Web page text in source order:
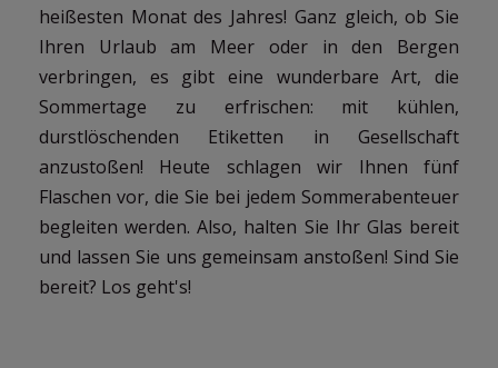
heißesten Monat des Jahres! Ganz gleich, ob Sie
Ihren Urlaub am Meer oder in den Bergen
verbringen, es gibt eine wunderbare Art, die
Sommertage zu erfrischen: mit kühlen,
durstlöschenden Etiketten in Gesellschaft
anzustoßen! Heute schlagen wir Ihnen fünf
Flaschen vor, die Sie bei jedem Sommerabenteuer
begleiten werden. Also, halten Sie Ihr Glas bereit
und lassen Sie uns gemeinsam anstoßen! Sind Sie
bereit? Los geht's!